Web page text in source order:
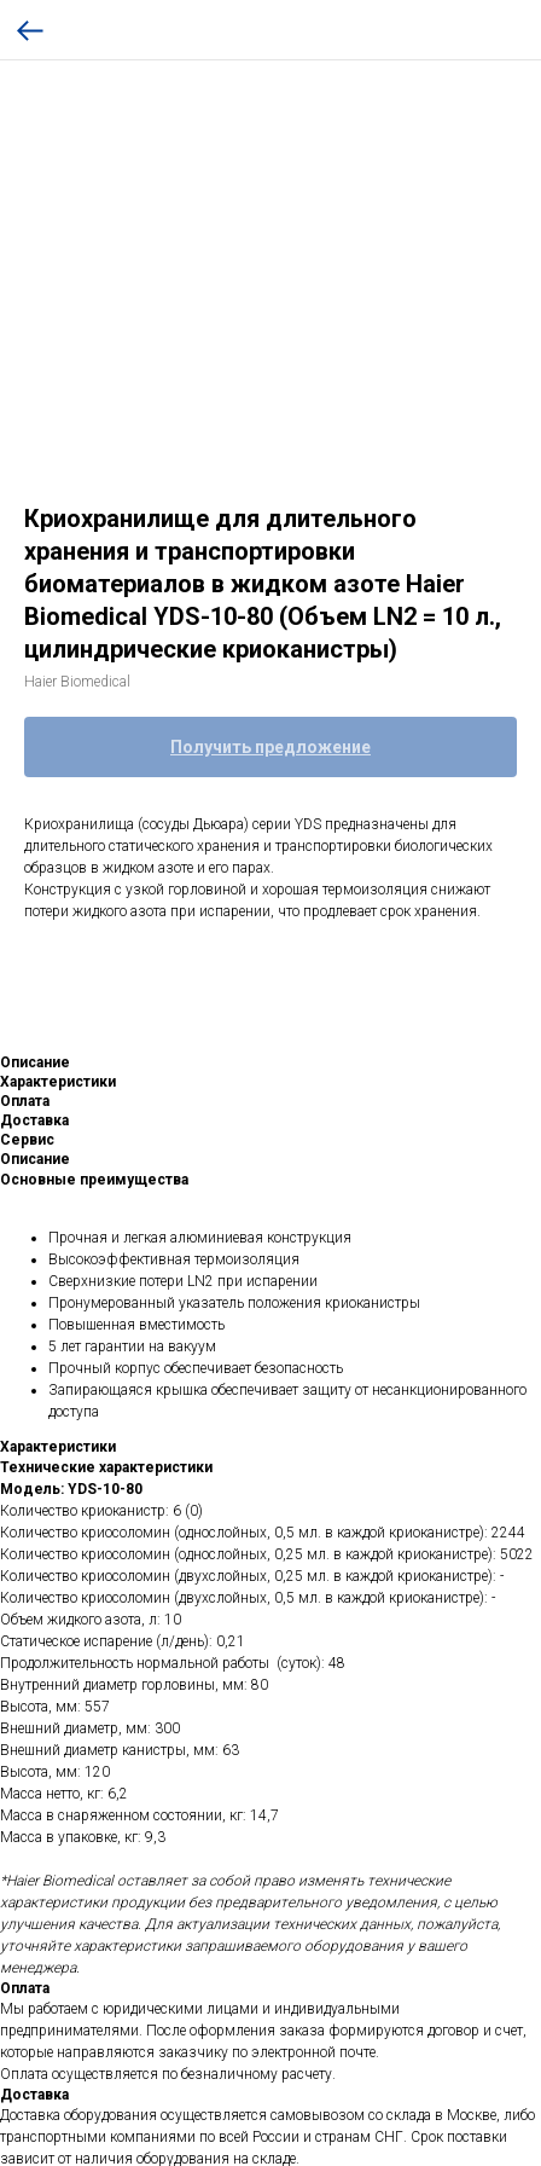
Криохранилище для длительного
хранения и транспортировки
биоматериалов в жидком азоте Haier
Biomedical YDS-10-80 (Объем LN2 = 10 л.,
цилиндрические криоканистры)
Haier Biomedical
Получить предложение
Криохранилища (сосуды Дьюара) серии YDS предназначены для
длительного статического хранения и транспортировки биологических
образцов в жидком азоте и его парах.
Конструкция с узкой горловиной и хорошая термоизоляция снижают
потери жидкого азота при испарении, что продлевает срок хранения.
Описание
Характеристики
Оплата
Доставка
Сервис
Описание
Основные преимущества
Прочная и легкая алюминиевая конструкция
Высокоэффективная термоизоляция
Сверхнизкие потери LN2 при испарении
Пронумерованный указатель положения криоканистры
Повышенная вместимость
5 лет гарантии на вакуум
Прочный корпус обеспечивает безопасность
Запирающаяся крышка обеспечивает защиту от несанкционированного
доступа
Характеристики
Технические характеристики
Модель: YDS-10-80
Количество криоканистр: 6 (0)
Количество криосоломин (однослойных, 0,5 мл. в каждой криоканистре): 2244
Количество криосоломин (однослойных, 0,25 мл. в каждой криоканистре): 5022
Количество криосоломин (двухслойных, 0,25 мл. в каждой криоканистре): -
Количество криосоломин (двухслойных, 0,5 мл. в каждой криоканистре): -
Объем жидкого азота, л: 10
Статическое испарение (л/день): 0,21
Продолжительность нормальной работы (суток): 48
Внутренний диаметр горловины, мм: 80
Высота, мм: 557
Внешний диаметр, мм: 300
Внешний диаметр канистры, мм: 63
Высота, мм: 120
Масса нетто, кг: 6,2
Масса в снаряженном состоянии, кг: 14,7
Масса в упаковке, кг: 9,3
*Haier Biomedical оставляет за собой право изменять технические
характеристики продукции без предварительного уведомления, с целью
улучшения качества. Для актуализации технических данных, пожалуйста,
уточняйте характеристики запрашиваемого оборудования у вашего
менеджера.
Оплата
Мы работаем с юридическими лицами и индивидуальными
предпринимателями. После оформления заказа формируются договор и счет,
которые направляются заказчику по электронной почте.
Оплата осуществляется по безналичному расчету.
Доставка
Доставка оборудования осуществляется самовывозом со склада в Москве, либо
транспортными компаниями по всей России и странам СНГ. Срок поставки
зависит от наличия оборудования на складе.